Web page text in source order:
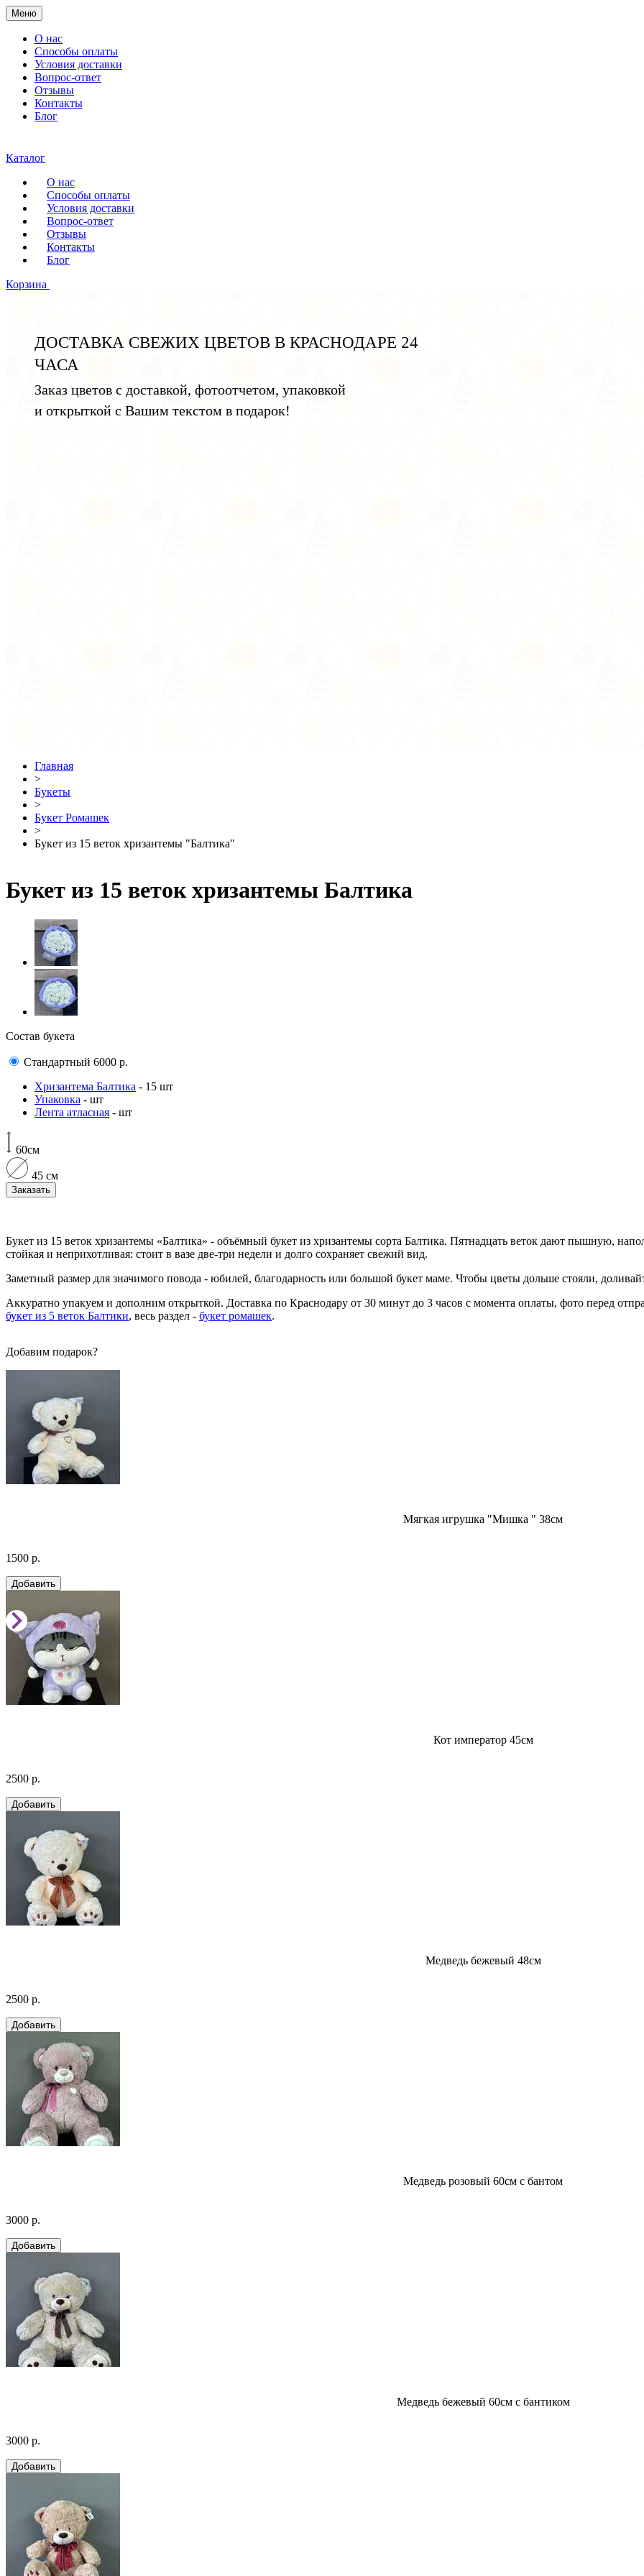
Меню
О нас
Способы оплаты
Условия доставки
Вопрос-ответ
Отзывы
Контакты
Блог
Каталог
О нас
Способы оплаты
Условия доставки
Вопрос-ответ
Отзывы
Контакты
Блог
Корзина
ДОСТАВКА СВЕЖИХ ЦВЕТОВ В КРАСНОДАРЕ 24
ЧАСА
Заказ цветов с доставкой, фотоотчетом, упаковкой
и открыткой с Вашим текстом в подарок!
Главная
>
Букеты
>
Букет Ромашек
>
Букет из 15 веток хризантемы "Балтика"
Букет из 15 веток хризантемы Балтика
Состав букета
Стандартный 6000 р.
Хризантема Балтика - 15 шт
Упаковка - шт
Лента атласная - шт
60см
45 см
Заказать
Букет из 15 веток хризантемы «Балтика» - объёмный букет из хризантемы сорта Балтика. Пятнадцать веток дают пышную,
стойкая и неприхотливая: стоит в вазе две-три недели и долго сохраняет свежий вид.
Заметный размер для значимого повода - юбилей, благодарность или большой букет маме. Чтобы цветы дольше стояли,
Аккуратно упакуем и дополним открыткой. Доставка по Краснодару от 30 минут до 3 часов с момента оплаты, фото перед
букет из 5 веток Балтики, весь раздел - букет ромашек.
Добавим подарок?
Мягкая игрушка "Мишка " 38см
1500 р.
Кот император 45см
2500 р.
Медведь бежевый 48см
2500 р.
Медведь розовый 60см с бантом
3000 р.
Медведь бежевый 60см с бантиком
3000 р.